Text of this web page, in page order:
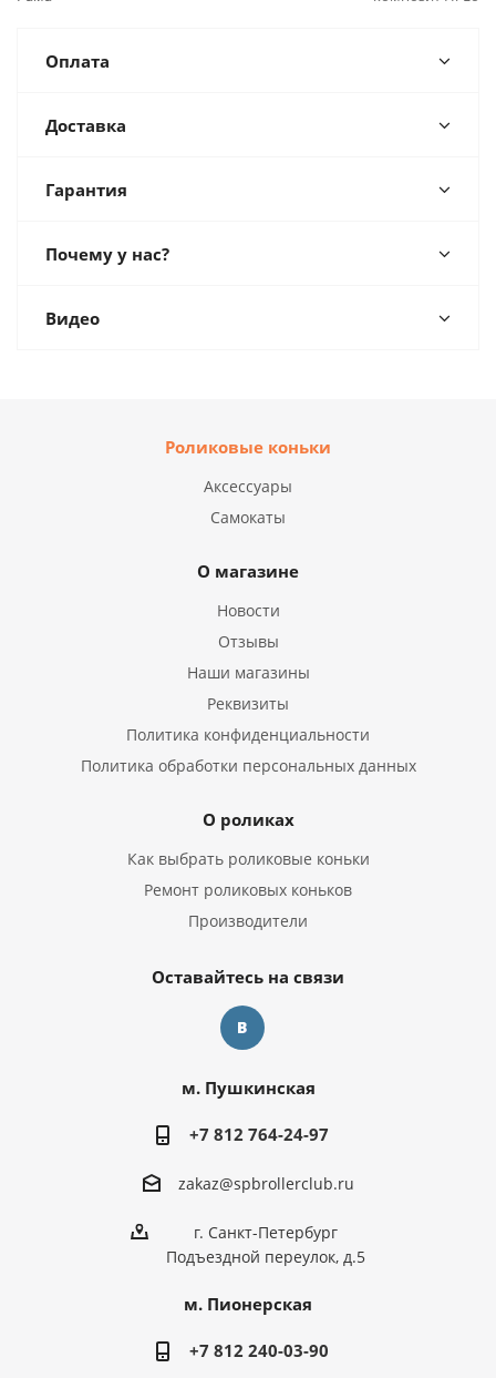
Оплата
Доставка
Гарантия
Почему у нас?
Видео
Роликовые коньки
Аксессуары
Самокаты
О магазине
Новости
Отзывы
Наши магазины
Реквизиты
Политика конфиденциальности
Политика обработки персональных данных
О роликах
Как выбрать роликовые коньки
Ремонт роликовых коньков
Производители
Оставайтесь на связи
м. Пушкинская
+7 812 764-24-97
zakaz@spbrollerclub.ru
г. Санкт-Петербург
Подъездной переулок, д.5
м. Пионерская
+7 812 240-03-90